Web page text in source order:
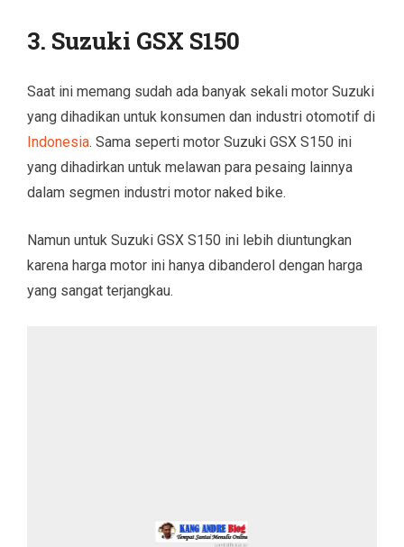
3. Suzuki GSX S150
Saat ini memang sudah ada banyak sekali motor Suzuki
yang dihadikan untuk konsumen dan industri otomotif di
Indonesia. Sama seperti motor Suzuki GSX S150 ini
yang dihadirkan untuk melawan para pesaing lainnya
dalam segmen industri motor naked bike.
Namun untuk Suzuki GSX S150 ini lebih diuntungkan
karena harga motor ini hanya dibanderol dengan harga
yang sangat terjangkau.